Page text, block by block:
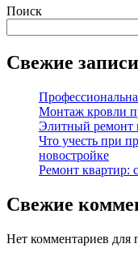
Поиск
Свежие записи
Монтаж кровли
Элитный ремонт
Что учесть при
новостройке
Ремонт квартир:
Свежие
Нет комментариев для